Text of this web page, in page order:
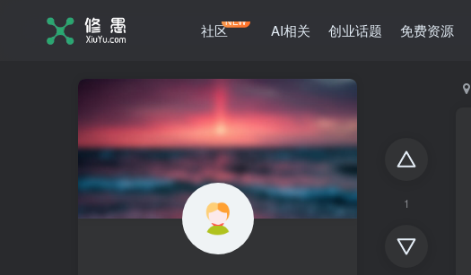
社区NEW AI相关 创业话题 免费资源
1